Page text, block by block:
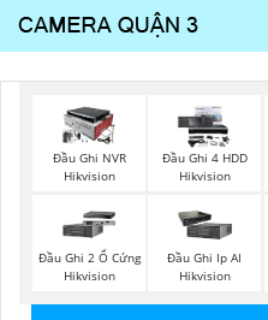
Đầu Ghi NVR
Hikvision
Đầu Ghi 4 HDD
Hikvision
Đầu Ghi 2 Ổ Cứng
Hikvision
Đầu Ghi Ip AI
Hikvision